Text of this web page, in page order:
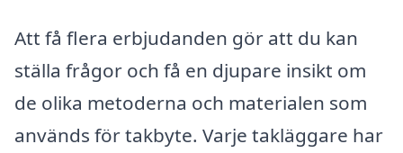
Att få flera erbjudanden gör att du kan
ställa frågor och få en djupare insikt om
de olika metoderna och materialen som
används för takbyte. Varje takläggare har